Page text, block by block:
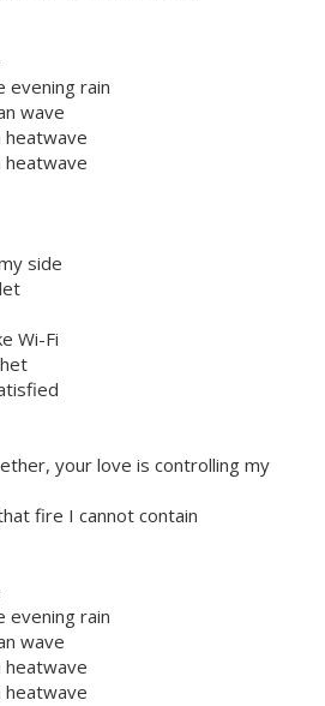
evening rain
wave
heatwave
heatwave
side
Wi-Fi
your love is controlling my
fire I cannot contain
evening rain
wave
heatwave
heatwave